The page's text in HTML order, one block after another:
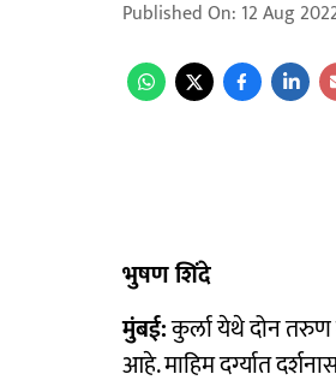
Published On: 12 Aug
भुषण शिंदे
मुंबई:कुर्ला येथे दोन तरुण
आहे. माहिम दर्ग्यात